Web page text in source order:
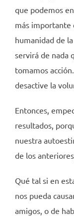
que podemos
más importante
humanidad de
servirá de nada
tomamos
desactive la
Entonces,
resultados,
nuestra
de los
Qué tal si en
nos pueda
amigos, o de